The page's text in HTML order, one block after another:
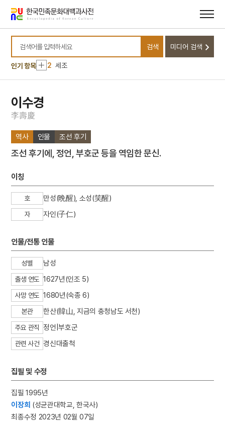
바로가기
바로가기
검색어를 입력하세요
검색 미디어 검색
인기 항목
10 박동진
1 기황후
2 세조
3 가평 마장리 유적
7
난장
8
내림굿
10 박동진
1
기황후
2 세조
4
5
6 금성대군
7 난장
8
내림굿
노촌집
이수경
李壽慶
역사 인물 조선 후기
조선 후기에, 정언, 부호군 등을 역임한 문신.
이칭
호 만성(晩醒), 소성(笑醒)
자 자인(子仁)
인물/전통 인물
성별 남성
출생 연도 1627년(인조 5)
사망 연도 1680년(숙종 6)
본관 한산(韓山, 지금의 충청남도 서천)
주요 관직 정언|부호군
관련 사건 경신대출척
집필 및 수정
집필 1995년
이장희 (성균관대학교, 한국사)
최종수정 2023년 02월 07일